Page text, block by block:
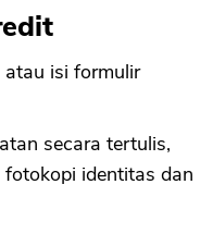
atau isi formulir
secara tertulis,
identitas dan